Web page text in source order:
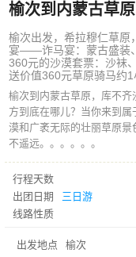
榆次到内蒙古草
榆次出发，希拉穆仁草原
宴——诈马宴：蒙古盛装
360元的沙漠套票：沙袜
送价值360元草原骑马约1
榆次到内蒙古草原，库不
方到底在哪儿？当你来到
漠和广袤无际的壮丽草原
不遥远。。。。。。
行程天数
出团日期
三日游
线路性质
出发地点 榆次